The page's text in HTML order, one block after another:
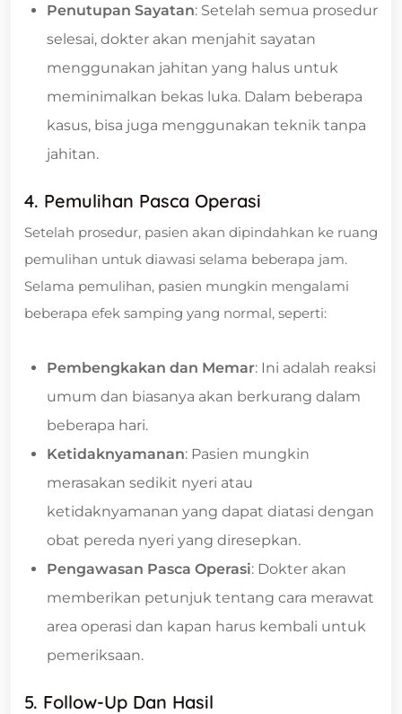
Penutupan Sayatan: Setelah semua prosedur
selesai, dokter akan menjahit sayatan
menggunakan jahitan yang halus untuk
meminimalkan bekas luka. Dalam beberapa
kasus, bisa juga menggunakan teknik tanpa
jahitan.
4. Pemulihan Pasca Operasi
Setelah prosedur, pasien akan dipindahkan ke ruang
pemulihan untuk diawasi selama beberapa jam.
Selama pemulihan, pasien mungkin mengalami
beberapa efek samping yang normal, seperti:
Pembengkakan dan Memar: Ini adalah reaksi
umum dan biasanya akan berkurang dalam
beberapa hari.
Ketidaknyamanan: Pasien mungkin
merasakan sedikit nyeri atau
ketidaknyamanan yang dapat diatasi dengan
obat pereda nyeri yang diresepkan.
Pengawasan Pasca Operasi: Dokter akan
memberikan petunjuk tentang cara merawat
area operasi dan kapan harus kembali untuk
pemeriksaan.
5. Follow-Up Dan Hasil